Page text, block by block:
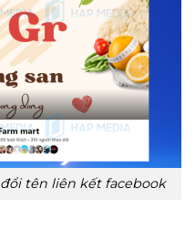
đổi tên liên kết facebook